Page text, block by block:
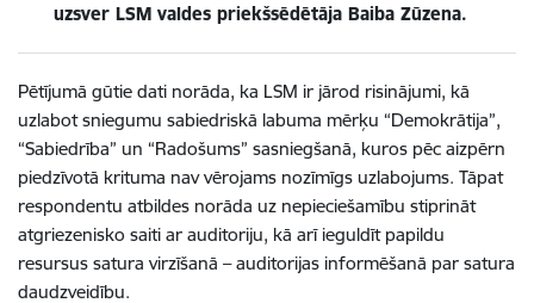
uzsver LSM valdes priekšsēdētāja Baiba Zūzena.
Pētījumā gūtie dati norāda, ka LSM ir jārod risinājumi, kā
uzlabot sniegumu sabiedriskā labuma mērķu “Demokrātija”,
“Sabiedrība” un “Radošums” sasniegšanā, kuros pēc aizpērn
piedzīvotā krituma nav vērojams nozīmīgs uzlabojums. Tāpat
respondentu atbildes norāda uz nepieciešamību stiprināt
atgriezenisko saiti ar auditoriju, kā arī ieguldīt papildu
resursus satura virzīšanā – auditorijas informēšanā par satura
daudzveidību.